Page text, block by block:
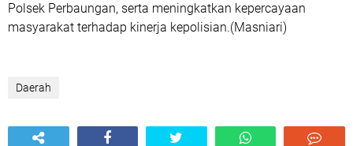
Polsek Perbaungan, serta meningkatkan kepercayaan
masyarakat terhadap kinerja kepolisian.(Masniari)
Daerah